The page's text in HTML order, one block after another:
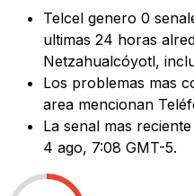
Telcel genero 0
ultimas 24 horas
Netzahualcóyotl,
Los problemas mas
area mencionan
La senal mas
4 ago, 7:08 GMT-5.